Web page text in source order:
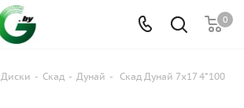
0
Диски - Скад - Дунай -
Скад Дунай 7x17 4*100